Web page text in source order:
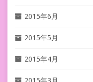
2015年6月
2015年5月
2015年4月